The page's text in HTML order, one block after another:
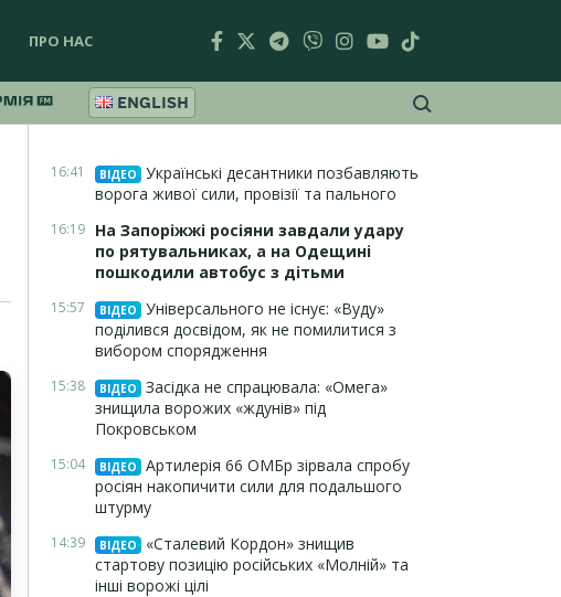
ПРО НАС
ENGLISH
16:41 ВІДЕО
Українські десантники позбавляють
ворога живої сили, провізії та пального
16:19 На Запоріжжі росіяни завдали удару
по рятувальниках, а на Одещині
пошкодили автобус з дітьми
15:57 ВІДЕО
Універсального не існує: «Вуду»
поділився досвідом, як не помилитися з
вибором спорядження
15:38 ВІДЕО
Засідка не спрацювала: «Омега»
знищила ворожих «ждунів» під
Покровськом
15:04 ВІДЕО
Артилерія 66 ОМБр зірвала спробу
росіян накопичити сили для подальшого
штурму
14:39 ВІДЕО
«Сталевий Кордон» знищив
стартову позицію російських «Молній» та
інші ворожі цілі